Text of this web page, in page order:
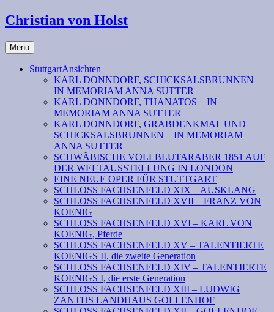
Christian von Holst
Menu
StuttgartAnsichten
KARL DONNDORF, SCHICKSALSBRUNNEN –
IN MEMORIAM ANNA SUTTER
KARL DONNDORF, THANATOS – IN
MEMORIAM ANNA SUTTER
KARL DONNDORF, GRABDENKMAL UND
SCHICKSALSBRUNNEN – IN MEMORIAM
ANNA SUTTER
SCHWÄBISCHE VOLLBLUTARABER 1851 AUF
DER WELTAUSSTELLUNG IN LONDON
EINE NEUE OPER FÜR STUTTGART
SCHLOSS FACHSENFELD XIX – AUSKLANG
SCHLOSS FACHSENFELD XVII – FRANZ VON
KOENIG
SCHLOSS FACHSENFELD XVI – KARL VON
KOENIG, Pferde
SCHLOSS FACHSENFELD XV – TALENTIERTE
KOENIGS II, die zweite Generation
SCHLOSS FACHSENFELD XIV – TALENTIERTE
KOENIGS I, die erste Generation
SCHLOSS FACHSENFELD XIII – LUDWIG
ZANTHS LANDHAUS GOLLENHOF